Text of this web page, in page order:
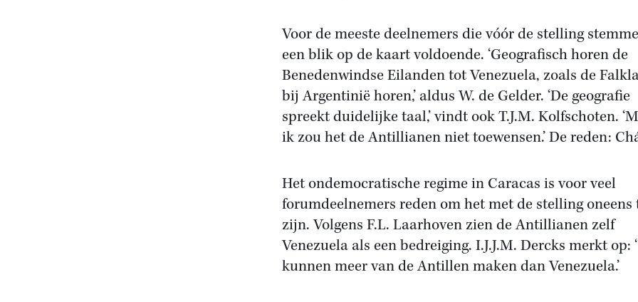
Voor de meeste deelnemers die vóór de stelling
een blik op de kaart voldoende. ‘Geografisch horen de
Benedenwindse Eilanden tot Venezuela, zoals de
bij Argentinië horen,’ aldus W. de Gelder. ‘De geografie
spreekt duidelijke taal,’ vindt ook T.J.M. Kolfschoten.
ik zou het de Antillianen niet toewensen.’ De reden:
Het ondemocratische regime in Caracas is voor veel
forumdeelnemers reden om het met de stelling oneens
zijn. Volgens F.L. Laarhoven zien de Antillianen zelf
Venezuela als een bedreiging. I.J.J.M. Dercks merkt op:
kunnen meer van de Antillen maken dan Venezuela.’